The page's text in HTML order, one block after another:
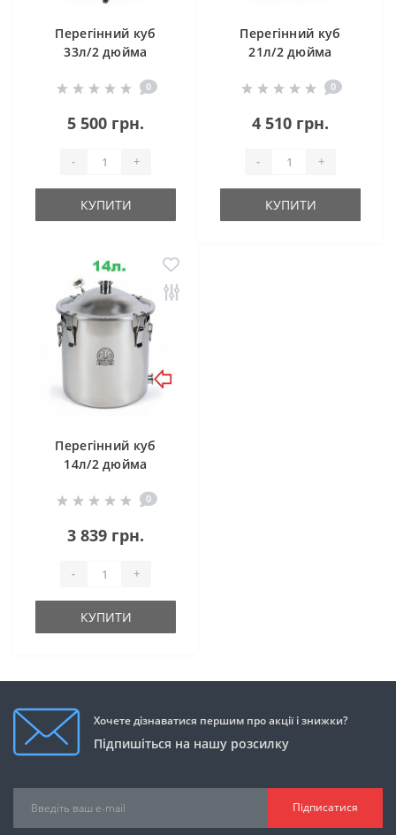
Перегінний куб
33л/2 дюйма
клампом під тен)
0
5 500 грн.
- +
КУПИТИ
Перегінний куб
21л/2 дюйма
0
4 510 грн.
- +
КУПИТИ
Перегінний куб
14л/2 дюйма
клампом під тен)
0
3 839 грн.
- +
КУПИТИ
Хочете дізнаватися першим про акції і знижки?
Підпишіться на нашу розсилку
Підписатися